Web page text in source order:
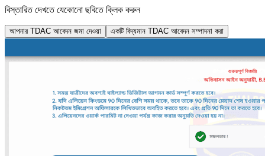
বিস্তারিত দেখতে যেকোনো ছবিতে ক্লিক করুন
আপনার TDAC আবেদন জমা দেওয়া একটি বিদ্যমান TDAC আবেদন সম্পাদনা করা